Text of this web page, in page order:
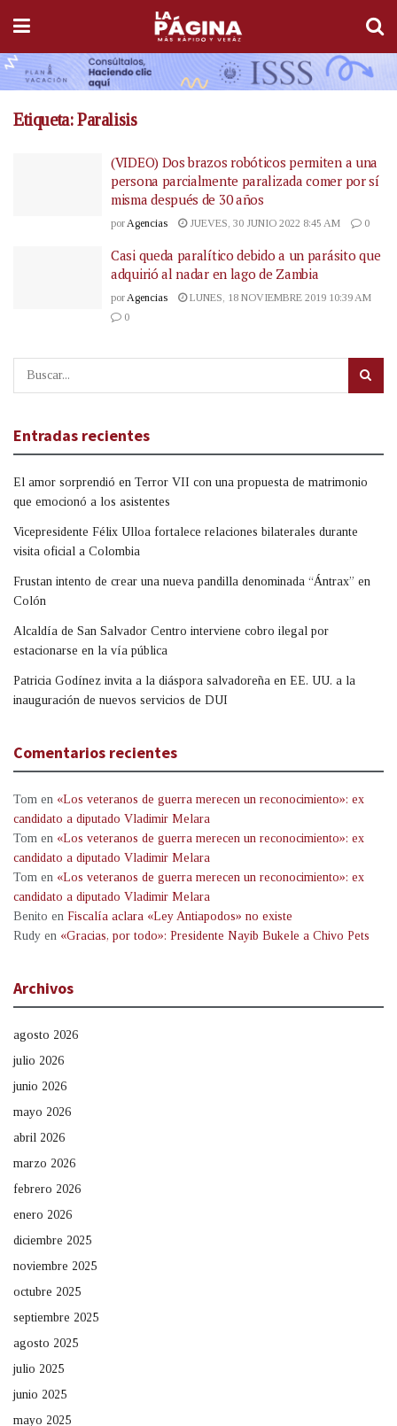
Etiqueta:Paralisis
(VIDEO) Dos brazos robóticos permiten a una
persona parcialmente paralizada comer por sí
misma después de 30 años
por Agencias JUEVES, 30 JUNIO 2022 8:45 AM 0
Casi queda paralítico debido a un parásito que
adquirió al nadar en lago de Zambia
por Agencias
LUNES, 18 NOVIEMBRE 2019 10:39 AM
0
Entradas recientes
El amor sorprendió en Terror VII con una propuesta de matrimonio
que emocionó a los asistentes
Vicepresidente Félix Ulloa fortalece relaciones bilaterales durante
visita oficial a Colombia
Frustan intento de crear una nueva pandilla denominada “Ántrax” en
Colón
Alcaldía de San Salvador Centro interviene cobro ilegal por
estacionarse en la vía pública
Patricia Godínez invita a la diáspora salvadoreña en EE. UU. a la
inauguración de nuevos servicios de DUI
Comentarios recientes
Tom en «Los veteranos de guerra merecen un reconocimiento»: ex
candidato a diputado Vladimir Melara
Tom en «Los veteranos de guerra merecen un reconocimiento»: ex
candidato a diputado Vladimir Melara
Tom en «Los veteranos de guerra merecen un reconocimiento»: ex
candidato a diputado Vladimir Melara
Benito en Fiscalía aclara «Ley Antiapodos» no existe
Rudy en «Gracias, por todo»: Presidente Nayib Bukele a Chivo Pets
Archivos
agosto 2026
julio 2026
junio 2026
mayo 2026
abril 2026
marzo 2026
febrero 2026
enero 2026
diciembre 2025
noviembre 2025
octubre 2025
septiembre 2025
agosto 2025
julio 2025
junio 2025
mayo 2025